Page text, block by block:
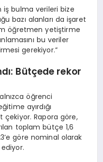
iş bulma verileri bize
bazı alanları da işaret
öğretmen yetiştirme
bu veriler
gerekiyor.”
Bütçede rekor
öğrenci
ayırdığı
çekiyor. Rapora göre,
toplam bütçe 1,6
göre nominal olarak
ediyor​.